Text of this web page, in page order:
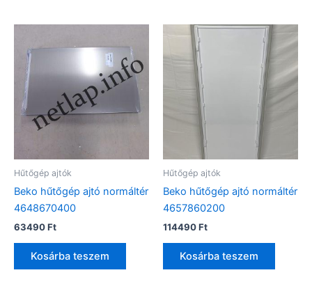
Hűtőgép ajtók
Beko hűtőgép ajtó normáltér
4648670400
63490Ft
Kosárba teszem
Hűtőgép ajtók
Beko hűtőgép ajtó normáltér
4657860200
114490Ft
Kosárba teszem